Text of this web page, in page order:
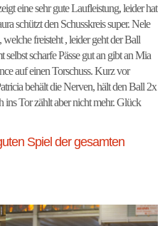
eine sehr gute Laufleistung, leider hat
schützt den Schusskreis super. Nele
freisteht , leider geht der Ball
scharfe Pässe gut an gibt an Mia
auf einen Torschuss. Kurz vor
behält die Nerven, hält den Ball 2x
Tor zählt aber nicht mehr. Glück
Spiel der gesamten